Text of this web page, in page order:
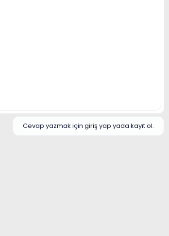
Cevap yazmak için giriş yap yada kayıt ol.